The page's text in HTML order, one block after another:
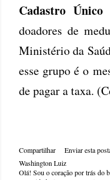
Cadastro Único
doadores de
Ministério da
esse grupo é o
de pagar a taxa.
Compartilhar
Enviar esta
Washington Luiz
Olá! Sou o coração por trás do